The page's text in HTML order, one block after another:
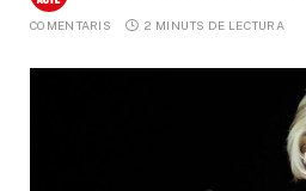
COMENTARIS 2 MINUTS DE LECTURA